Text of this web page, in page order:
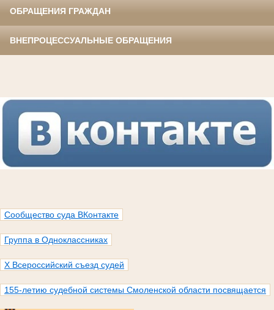
ОБРАЩЕНИЯ ГРАЖДАН
ВНЕПРОЦЕССУАЛЬНЫЕ ОБРАЩЕНИЯ
Сообщество суда ВКонтакте
Группа в Одноклассниках
X Всероссийский съезд судей
155-летию судебной системы Смоленской области посвящается